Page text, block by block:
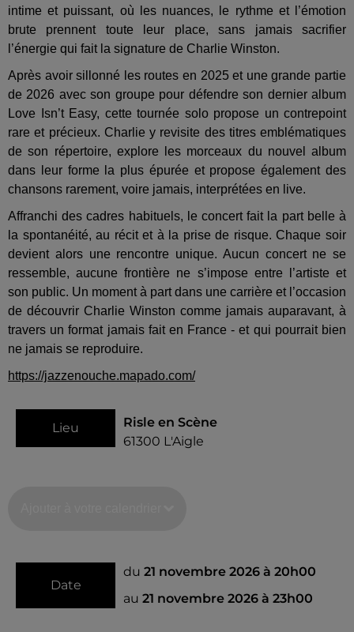
intime et puissant, où les nuances, le rythme et l’émotion
brute prennent toute leur place, sans jamais sacrifier
l’énergie qui fait la signature de Charlie Winston.
Après avoir sillonné les routes en 2025 et une grande partie
de 2026 avec son groupe pour défendre son dernier album
Love Isn’t Easy, cette tournée solo propose un contrepoint
rare et précieux. Charlie y revisite des titres emblématiques
de son répertoire, explore les morceaux du nouvel album
dans leur forme la plus épurée et propose également des
chansons rarement, voire jamais, interprétées en live.
Affranchi des cadres habituels, le concert fait la part belle à
la spontanéité, au récit et à la prise de risque. Chaque soir
devient alors une rencontre unique. Aucun concert ne se
ressemble, aucune frontière ne s’impose entre l’artiste et
son public. Un moment à part dans une carrière et l’occasion
de découvrir Charlie Winston comme jamais auparavant, à
travers un format jamais fait en France - et qui pourrait bien
ne jamais se reproduire.
https://jazzenouche.mapado.com/
Lieu
Risle en Scène
61300 L'Aigle
Date
du 21 novembre 2026 à 20h00
au 21 novembre 2026 à 23h00